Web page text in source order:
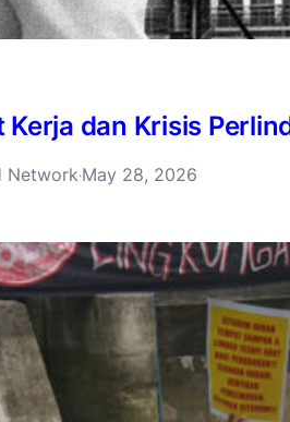
dan Krisis
Network·May 28, 2026